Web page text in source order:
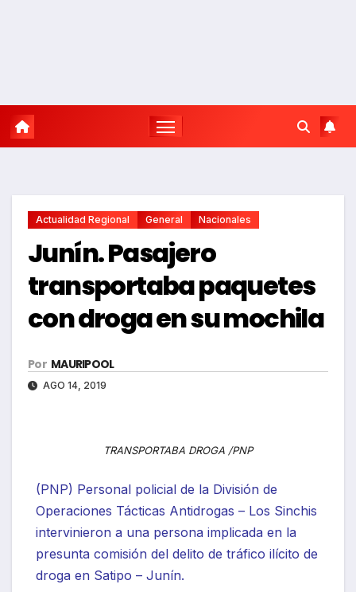
Actualidad Regional General Nacionales
Junín. Pasajero
transportaba paquetes
con droga en su mochila
Por MAURIPOOL
AGO 14, 2019
TRANSPORTABA DROGA /PNP
(PNP) Personal policial de la División de
Operaciones Tácticas Antidrogas – Los Sinchis
intervinieron a una persona implicada en la
presunta comisión del delito de tráfico ilícito de
droga en Satipo – Junín.